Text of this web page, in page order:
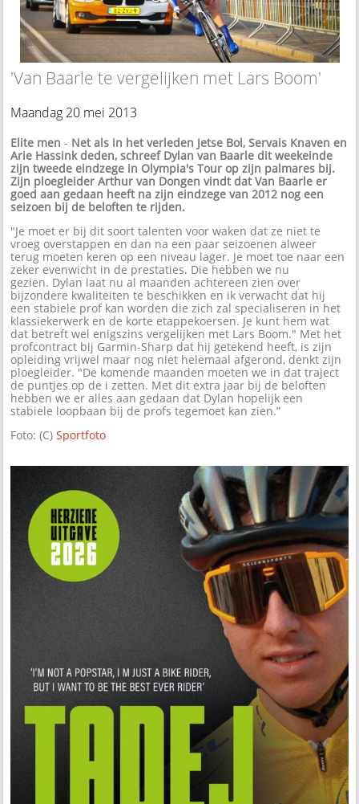
'Van Baarle te vergelijken met Lars Boom'
Maandag 20 mei 2013
Elite men - Net als in het verleden Jetse Bol, Servais Knaven en
Arie Hassink deden, schreef Dylan van Baarle dit weekeinde
zijn tweede eindzege in Olympia's Tour op zijn palmares bij.
Zijn ploegleider Arthur van Dongen vindt dat Van Baarle er
goed aan gedaan heeft na zijn eindzege van 2012 nog een
seizoen bij de beloften te rijden.
"Je moet er bij dit soort talenten voor waken dat ze niet te
vroeg overstappen en dan na een paar seizoenen alweer
terug moeten keren op een niveau lager. Je moet toe naar een
zeker evenwicht in de prestaties. Die hebben we nu
gezien. Dylan laat nu al maanden achtereen zien over
bijzondere kwaliteiten te beschikken en ik verwacht dat hij
een stabiele prof kan worden die zich zal specialiseren in het
klassiekerwerk en de korte etappekoersen. Je kunt hem wat
dat betreft wel enigszins vergelijken met Lars Boom." Met het
profcontract bij Garmin-Sharp dat hij getekend heeft, is zijn
opleiding vrijwel maar nog niet helemaal afgerond, denkt zijn
ploegleider. "De komende maanden moeten we in dat traject
de puntjes op de i zetten. Met dit extra jaar bij de beloften
hebben we er alles aan gedaan dat Dylan hopelijk een
stabiele loopbaan bij de profs tegemoet kan zien.”
Foto: (C)Sportfoto